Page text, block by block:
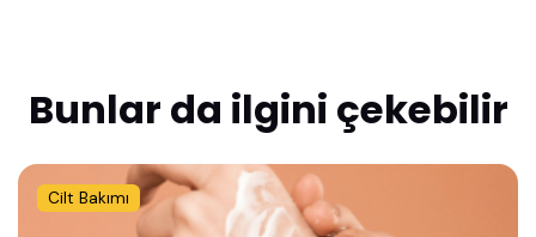
Bunlar da ilgini çekebilir
Cilt Bakımı